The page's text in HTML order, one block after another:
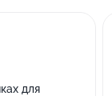
для